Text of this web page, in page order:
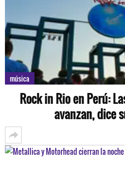
música
Rock in Rio en Perú:
avanzan, dice